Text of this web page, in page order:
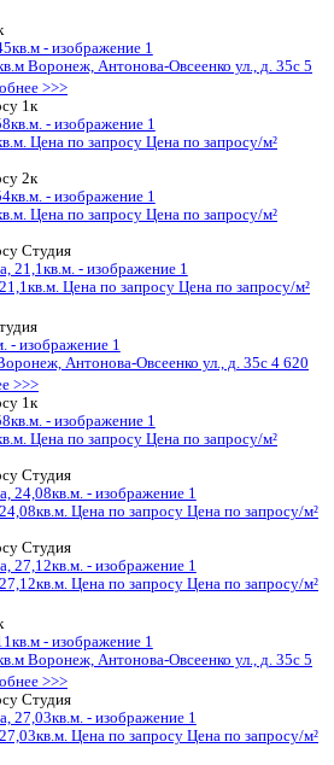
2к
Студия
21,1кв.м. Цена по запросу
36,14кв.м. Цена по запросу Цена
Цена по запросу Цена по
Студия
24,08кв.м.
Студия
27,12кв.м. Цена по запросу
Цена по запросу
Цена по
Студия
27,03кв.м. Цена по запросу Цена